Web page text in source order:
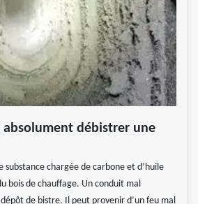
débistrer une
substance chargée de carbone et d’huile
bois de chauffage. Un conduit mal
de bistre. Il peut provenir d’un feu mal